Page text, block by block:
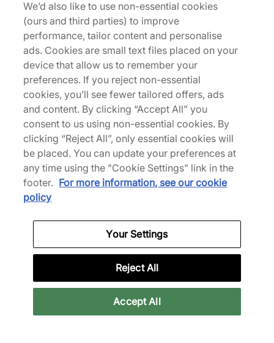
Chi siamo
Siamo specializzati in uscite esclusive e abbigliamento
dalle alte prestazioni delle marche più importanti al
mondo come Nike, New Balance, Hoka, Mizuno e molte
altre.
Scarica la nostra App
Per saperne di più
Note legali
Iscriviti alla nostra Newsletter
Rimani aggiornato sulle ultime novità
We’d also like to use non-essential cookies
(ours and third parties) to improve
performance, tailor content and personalise
ads. Cookies are small text files placed on your
device that allow us to remember your
preferences. If you reject non-essential
cookies, you’ll see fewer tailored offers, ads
and content. By clicking “Accept All” you
consent to us using non-essential cookies. By
clicking “Reject All”, only essential cookies will
be placed. You can update your preferences at
any time using the "Cookie Settings" link in the
footer. For more information, see our cookie
policy
Your Settings
Reject All
Accept All